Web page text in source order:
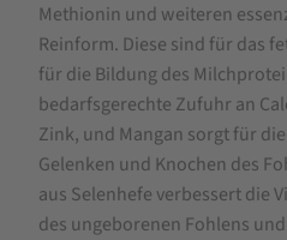
Methionin und weiteren
Reinform. Diese sind für das
für die Bildung des
bedarfsgerechte Zufuhr an
Zink, und Mangan sorgt für
Gelenken und Knochen des
aus Selenhefe verbessert die
des ungeborenen Fohlens